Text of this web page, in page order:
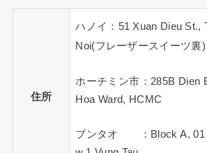
住所
ハノイ：51 Xuan Dieu St.,
Noi(フレーザースイーツ裏)
ホーチミン市：285B Dien
Hoa Ward, HCMC
ブンタオ ：Block A, 01